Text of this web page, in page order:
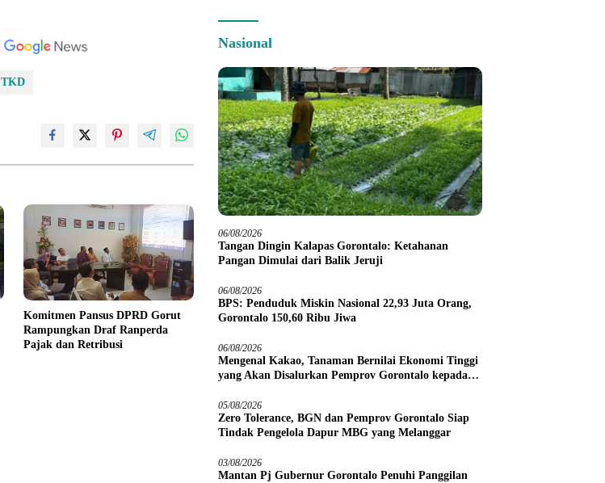
TKD
Komitmen Pansus DPRD Gorut
Rampungkan Draf Ranperda
Pajak dan Retribusi
Nasional
06/08/2026
Tangan Dingin Kalapas Gorontalo: Ketahanan
Pangan Dimulai dari Balik Jeruji
06/08/2026
BPS: Penduduk Miskin Nasional 22,93 Juta Orang,
Gorontalo 150,60 Ribu Jiwa
06/08/2026
Mengenal Kakao, Tanaman Bernilai Ekonomi Tinggi
yang Akan Disalurkan Pemprov Gorontalo kepada
05/08/2026
Zero Tolerance, BGN dan Pemprov Gorontalo Siap
Tindak Pengelola Dapur MBG yang Melanggar
03/08/2026
Mantan Pj Gubernur Gorontalo Penuhi Panggilan